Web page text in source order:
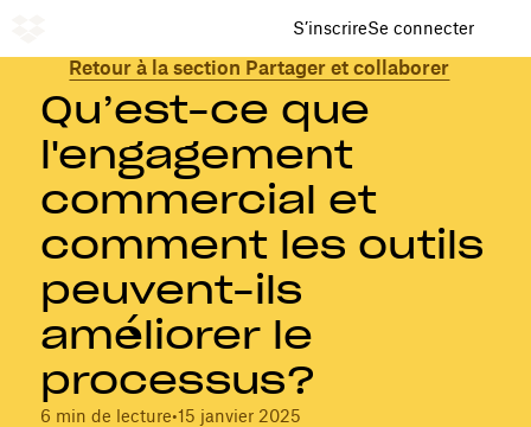
S’inscrireSe connecter
Retour à la section Partager et collaborer
Qu’est-ce que
l'engagement
commercial et
comment les outils
peuvent-ils
améliorer le
processus?
6 min de lecture•15 janvier 2025